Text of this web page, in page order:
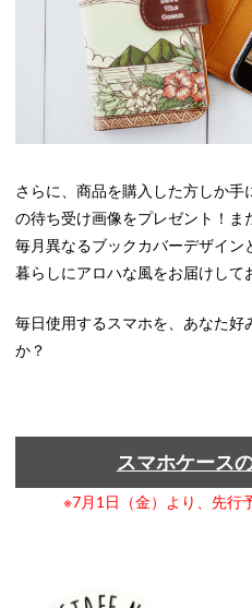
さらに、商品を購入した方しか
の待ち受け画像をプレゼント！ま
毎月異なるブックカバーデザイ
暮らしにアロハな風をお届けして
毎日使用するスマホを、あなた好
か？
スマホケース
※7月1日（金）より、先行